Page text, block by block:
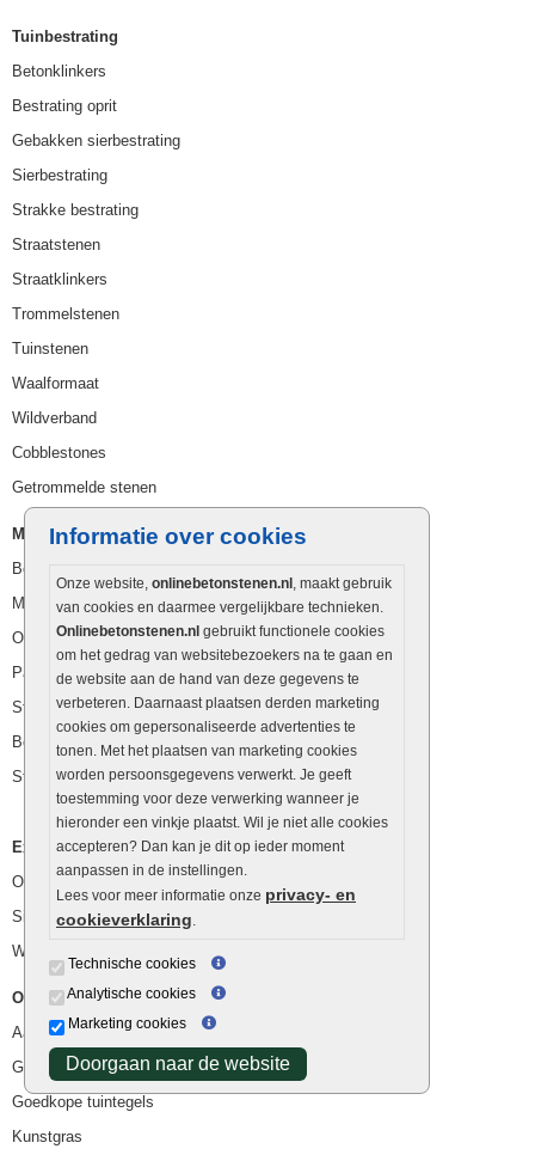
Informatie over cookies
Onze website, onlinebetonstenen.nl , maakt gebruik
van cookies en daarmee vergelijkbare technieken.
Onlinebetonstenen.nl gebruikt functionele cookies
om het gedrag van websitebezoekers na te gaan en
de website aan de hand van deze gegevens te
verbeteren. Daarnaast plaatsen derden marketing
cookies om gepersonaliseerde advertenties te
tonen. Met het plaatsen van marketing cookies
worden persoonsgegevens verwerkt. Je geeft
toestemming voor deze verwerking wanneer je
hieronder een vinkje plaatst. Wil je niet alle cookies
accepteren? Dan kan je dit op ieder moment
aanpassen in de instellingen.
Lees voor meer informatie onze privacy- en
cookieverklaring.
Technische cookies
Analytische cookies
Marketing cookies
Doorgaan naar de website
Tuinbestrating
Betonklinkers
Bestrating oprit
Gebakken sierbestrating
Sierbestrating
Strakke bestrating
Straatstenen
Straatklinkers
Trommelstenen
Tuinstenen
Waalformaat
Wildverband
Cobblestones
Getrommelde stenen
Muurelementen
Betonbielzen
Muurstenen
Opsluitbanden
Palissaden
Stapelblokken
Betonblokken
Stapelstenen
Extra benodigdheden
Ophoogzand
Siergrind en siersplit
Waterafvoer
Overig
Aanbiedingen
Goedkope bestrating
Goedkope tuintegels
Kunstgras